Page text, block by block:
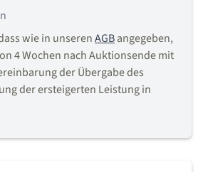
wie in unserenAGBangegeben,
4 Wochen nach Auktionsende mit
der Übergabe des
der ersteigerten Leistung in